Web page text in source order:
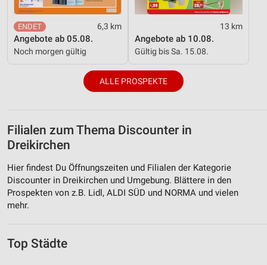
6,3 km
Angebote ab 05.08.
Noch morgen gültig
13 km
Angebote ab 10.08.
Gültig bis Sa. 15.08.
ALLE PROSPEKTE
Filialen zum Thema Discounter in
Dreikirchen
Hier findest Du Öffnungszeiten und Filialen der Kategorie
Discounter in Dreikirchen und Umgebung. Blättere in den
Prospekten von z.B. Lidl, ALDI SÜD und NORMA und vielen
mehr.
Top Städte